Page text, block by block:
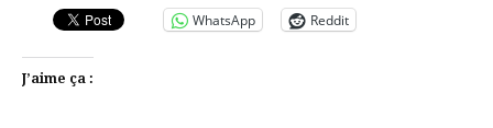
WhatsApp Reddit
J’aime ça :